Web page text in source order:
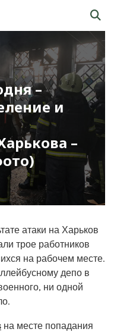
–
и
–
атаки на Харьков
трое работников
на рабочем месте.
депо в
ни одной
на месте попадания